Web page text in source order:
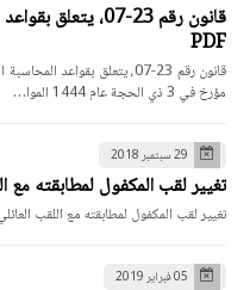
قانون رقم 23-07،
PDF
مؤرخ في 3 ذي الحجة عام 1444 الموا…
29 سبتمبر 2018
تغيير لقب المكفول لمطابقته مع
تغيير لقب المكفول لمطابقته مع اللقب
05 فبراير 2019